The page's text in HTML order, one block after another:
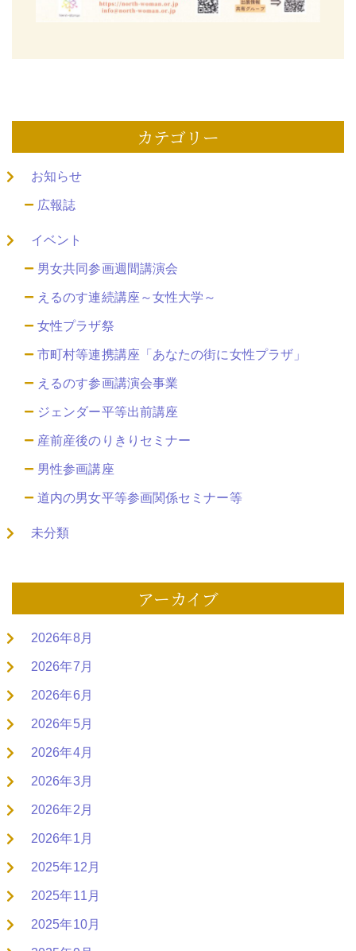
カテゴリー
お知らせ
広報誌
イベント
男女共同参画週間講演会
えるのす連続講座～女性大学～
女性プラザ祭
市町村等連携講座「あなたの街に女性プラザ」
えるのす参画講演会事業
ジェンダー平等出前講座
産前産後のりきりセミナー
男性参画講座
道内の男女平等参画関係セミナー等
未分類
アーカイブ
2026年8月
2026年7月
2026年6月
2026年5月
2026年4月
2026年3月
2026年2月
2026年1月
2025年12月
2025年11月
2025年10月